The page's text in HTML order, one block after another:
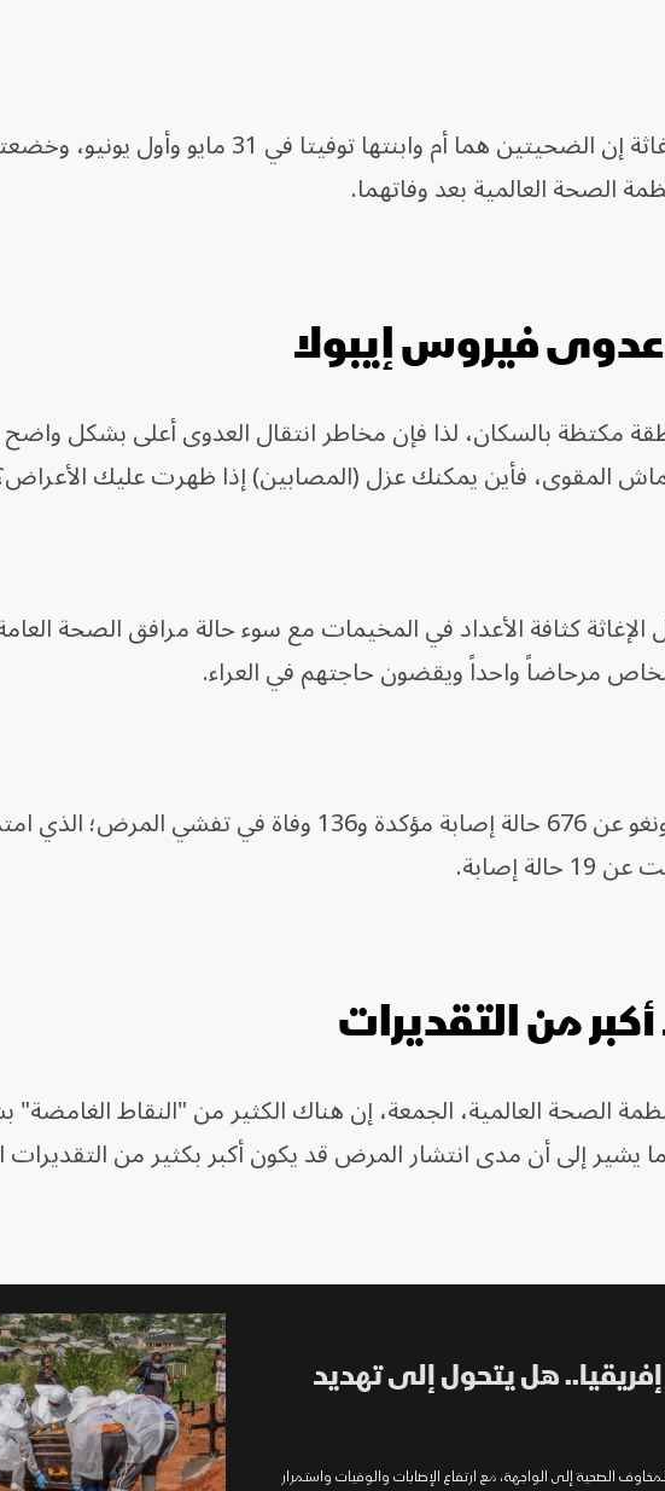
هما أم وابنتها ‌توفيتا في 31 مايو وأول يونيو، وخضعتا لاختبار
الصحة العالمية بعد وفاتهما.
عدوى فيروس إيبولا
مكتظة بالسكان، لذا فإن مخاطر ‌انتقال العدوى أعلى بشكل
المقوى، فأين يمكنك عزل (المصابين) إذا ظهرت عليك
كثافة الأعداد في المخيمات مع سوء حالة مرافق الصحة
مرحاضاً واحداً ويقضون حاجتهم في العراء.
وحتى الجمعة، أبلغت الكونغو عن 676 حالة إصابة مؤكدة و136 وفاة في تفشي
‌إصابة.
من التقديرات
الصحة العالمية، الجمعة، إن هناك الكثير من "النقاط الغامضة"
يشير إلى أن مدى انتشار المرض قد يكون أكبر بكثير من التقديرات
هل يتحول إلى تهديد
الصحية إلى الواجهة، مع ارتفاع الإصابات والوفيات واستمرار